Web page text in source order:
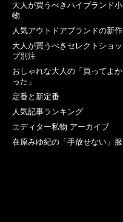
大人が買うべきハイブランド小
物
人気アウトドアブランドの新作
大人が買うべきセレクトショッ
プ別注
おしゃれな大人の「買ってよか
った」
定番と新定番
人気記事ランキング
エディター私物 アーカイブ
在原みゆ紀の「手放せない」服